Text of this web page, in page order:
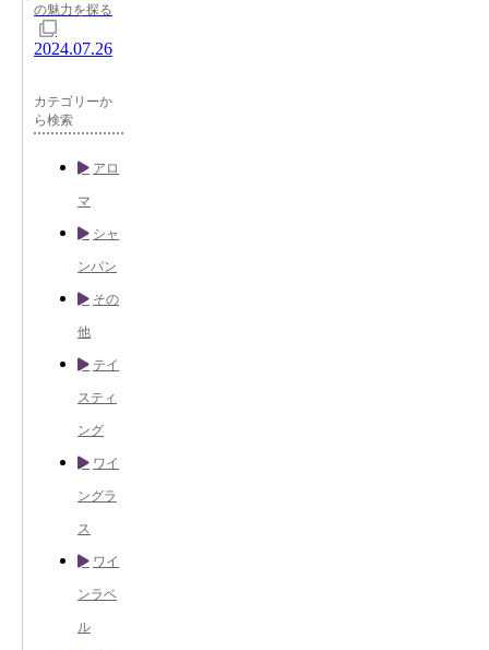
の魅力を探る
2024.07.26
カテゴリーか
ら検索
アロ
マ
シャ
ンパン
その
他
テイ
スティ
ング
ワイ
ングラ
ス
ワイ
ンラベ
ル